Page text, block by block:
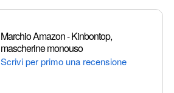
Marchio Amazon - Kinbontop,
mascherine monouso
Scrivi per primo una recensione